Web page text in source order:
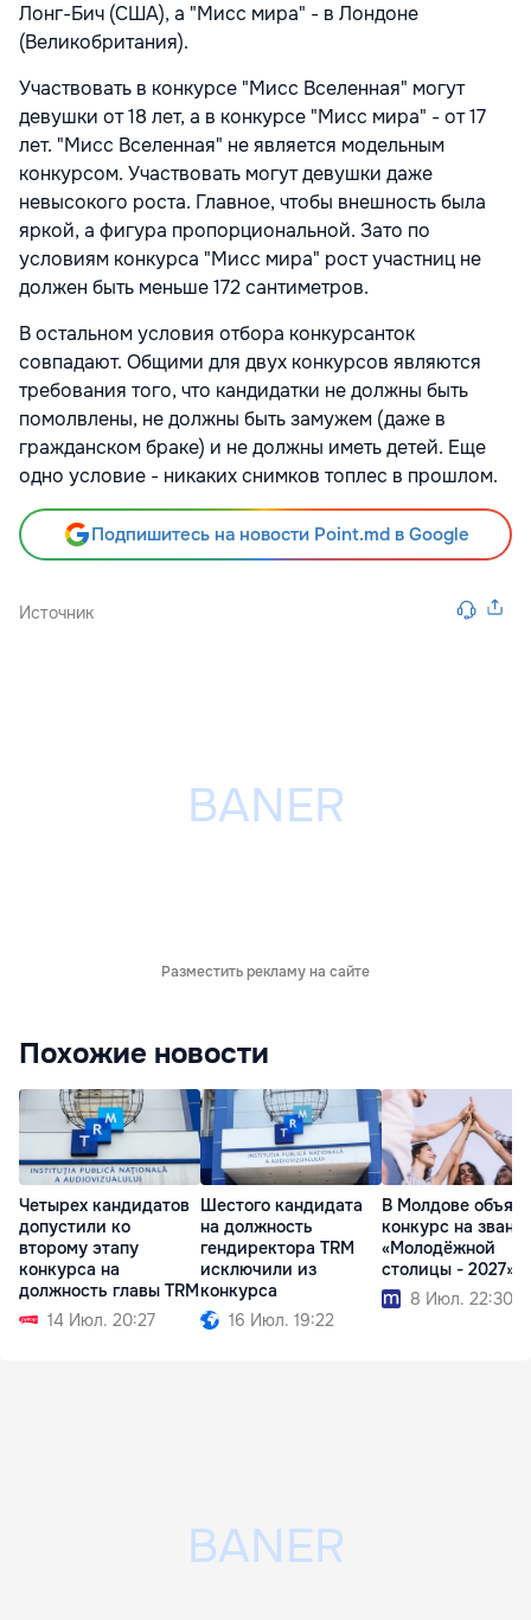
Лонг-Бич (США), а "Мисс мира" - в Лондоне
(Великобритания).
Участвовать в конкурсе "Мисс Вселенная" могут
девушки от 18 лет, а в конкурсе "Мисс мира" - от 17
лет. "Мисс Вселенная" не является модельным
конкурсом. Участвовать могут девушки даже
невысокого роста. Главное, чтобы внешность была
яркой, а фигура пропорциональной. Зато по
условиям конкурса "Мисс мира" рост участниц не
должен быть меньше 172 сантиметров.
В остальном условия отбора конкурсанток
совпадают. Общими для двух конкурсов являются
требования того, что кандидатки не должны быть
помолвлены, не должны быть замужем (даже в
гражданском браке) и не должны иметь детей. Еще
одно условие - никаких снимков топлес в прошлом.
Подпишитесь на новости Point.md в Google
Источник
Разместить рекламу на сайте
Похожие новости
Четырех кандидатов
допустили ко
второму этапу
конкурса на
должность главы TRM
14 Июл. 20:27
Шестого кандидата
на должность
гендиректора TRM
исключили из
конкурса
16 Июл. 19:22
В Молдове
конкурс на
«Молодёжной
столицы - 2027»
8 Июл. 22:30